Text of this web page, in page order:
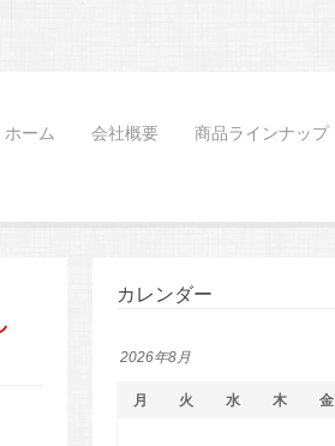
ホーム 会社概要 商品ラインナップ
カレンダー
2026年8月
月 火 水 木 金